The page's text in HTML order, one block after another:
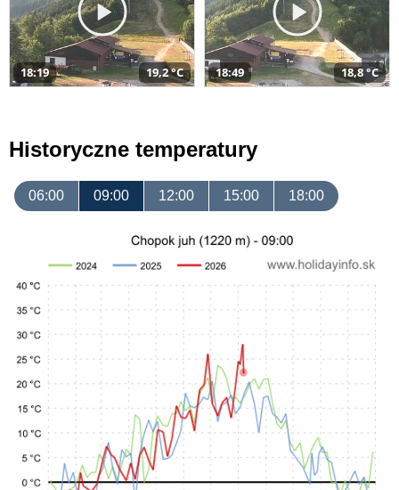
18:19 19,2 °C 18:49 18,8 °C
Historyczne temperatury
06:00 09:00 12:00 15:00 18:00